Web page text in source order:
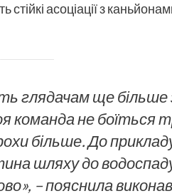
асоціації з
глядачам ще більше
команда не боїться
більше. До
шляху до
– пояснила